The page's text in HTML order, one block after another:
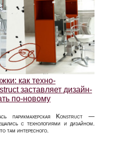
как техно-
заставляет дизайн-
по-новому
парикмахерская Konstruct —
с технологиями и дизайном.
там интересного.